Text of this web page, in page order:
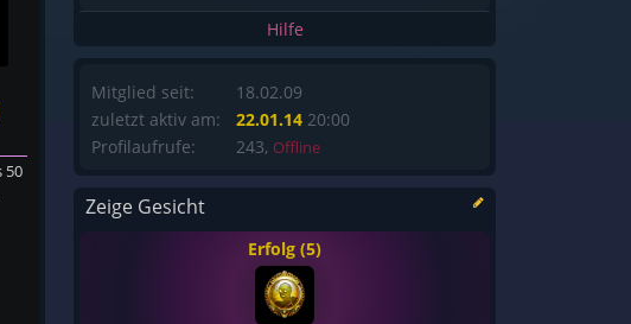
50
Hilfe
Mitglied seit:
zuletzt aktiv am:
Profilaufrufe:
18.02.09
22.01.14 20:00
243, Offline
Zeige Gesicht
Erfolg (5)